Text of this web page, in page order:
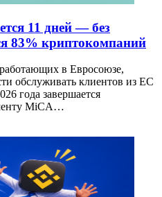
11 дней — без
83% криптокомпаний
в Евросоюзе,
обслуживать клиентов из ЕС
года завершается
MiCA…